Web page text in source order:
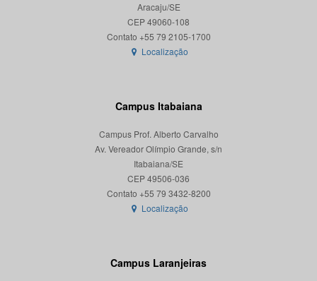
Aracaju/SE
CEP 49060-108
Localização
Campus Itabaiana
Campus Prof. Alberto Carvalho
Av. Vereador Olímpio Grande, s/n
Itabaiana/SE
CEP 49506-036
Localização
Campus Laranjeiras